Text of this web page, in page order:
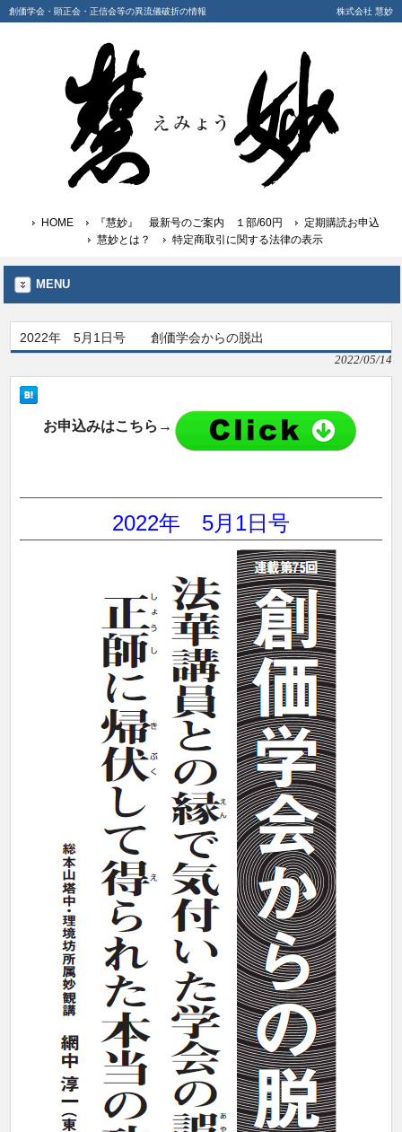
創価学会・顕正会・正信会等の異流儀破折の情報 株式会社 慧妙
HOME 『慧妙』 最新号のご案内 １部/60円
定期購読お申込
慧妙とは？
特定商取引に関する法律の表示
MENU
2022年 5月1日号 創価学会からの脱出
2022/05/14
お申込みはこちら→
2022年 5月1日号